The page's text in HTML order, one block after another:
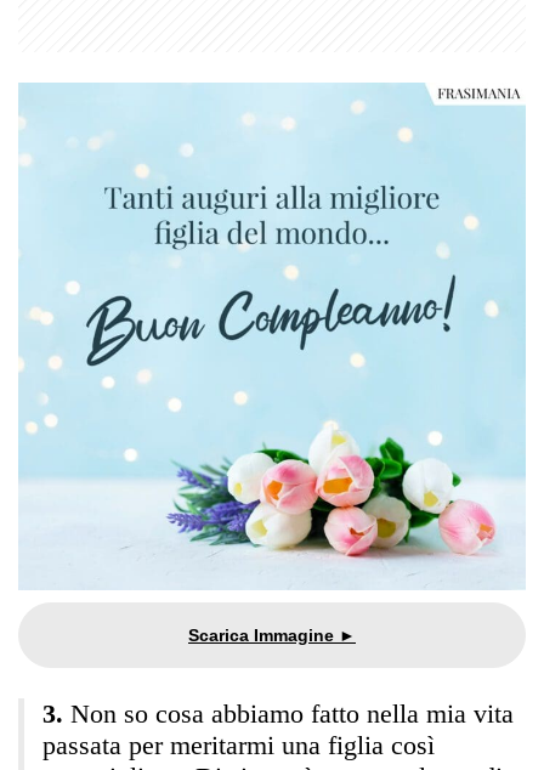
Non so cosa abbiamo fatto nella mia vita
passata per meritarmi una figlia così